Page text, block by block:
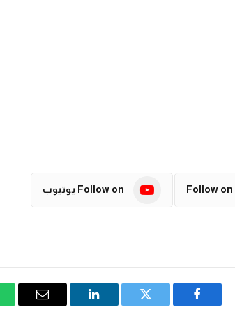
Follow Follow on يوتيوب
فيسبوك تويتر لينكدإن
البريد